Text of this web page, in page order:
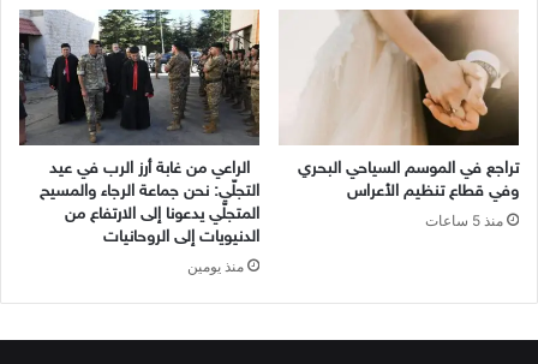
تراجع في الموسم السياحي البحري
وفي قطاع تنظيم الأعراس
منذ 5 ساعات
الراعي من غابة أرز الرب في عيد
التجلّي: نحن جماعة الرجاء والمسيح
المتجلّي يدعونا إلى الارتفاع من
الدنيويات إلى الروحانيات
منذ يومين